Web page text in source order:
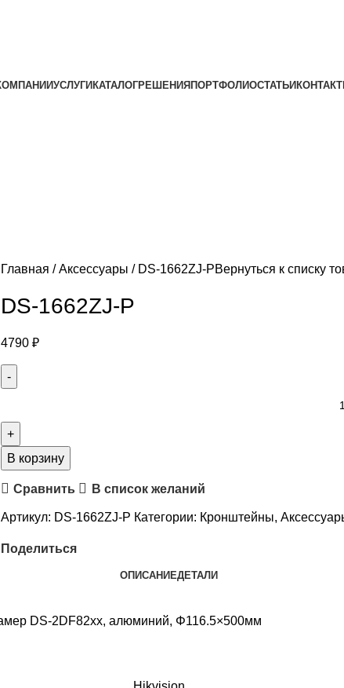
УСЛУГИ КАТАЛОГРЕШЕНИЯ ПОРТФОЛИОСТАТЬИ
Главная Аксессуары DS-1662ZJ-PВернуться к списку
DS-1662ZJ-P
4790 ₽
В корзину
Сравнить В список желаний
Артикул: DS-1662ZJ-P Категории: Кронштейны,
Поделиться
ОПИСАНИЕДЕТАЛИ
DS-2DF82xx, алюминий, Φ116.5×500мм